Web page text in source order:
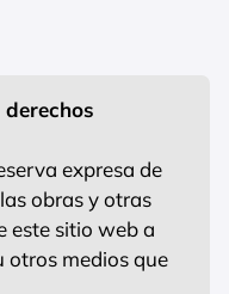
expresa de
obras y otras
este sitio web a
otros medios que